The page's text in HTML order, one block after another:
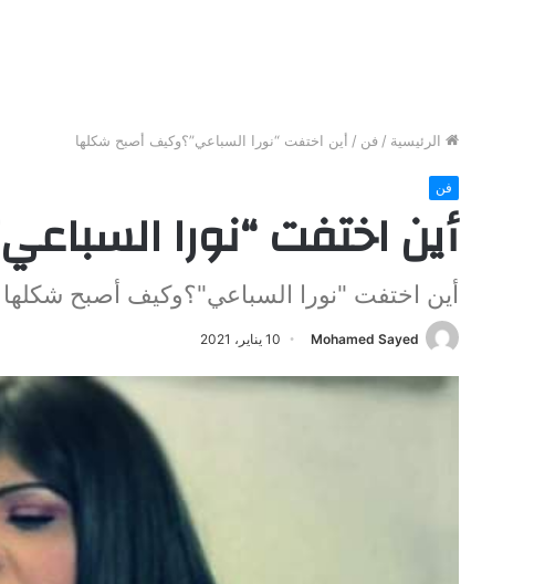
الرئيسية / فن / أين اختفت “نورا السباعي”؟وكيف أصبح شكلها
فن
أين اختفت “نورا
أين اختفت "نورا السباعي"؟وكيف أصبح شكلها
Mohamed Sayed 10 يناير، 2021